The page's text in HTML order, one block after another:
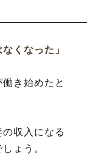
くなった」
き始めたと
収入になる
ょう。